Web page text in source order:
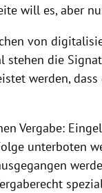
will es, aber
von
stehen die
werden,
Vergabe:
unterboten